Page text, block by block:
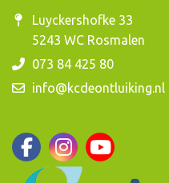
Luyckershofke 33
5243 WC Rosmalen
073 84 425 80
info@kcdeontluiking.nl